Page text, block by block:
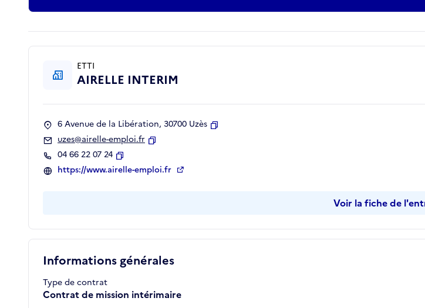
Informations générales
Type de contrat
Contrat de mission intérimaire
ETTI
AIRELLE INTERIM
6 Avenue de la Libération, 30700 Uzès
uzes@airelle-emploi.fr
04 66 22 07 24
Copier
https://www.airelle-emploi.fr
Voir la fiche de